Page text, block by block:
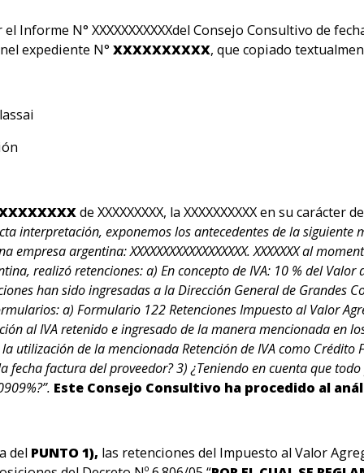
Informe N° XXXXXXXXXXXdel Consejo Consultivo de
expediente N° XXXXXXXXXX, que copiado
de XXXXXXXXX, la XXXXXXXXXX en su
interpretación, exponemos los antecedentes de la siguiente
argentina: XXXXXXXXXXXXXXXXXX. XXXXXXX al
realizó retenciones: a) En concepto de IVA: 10 % del
han sido ingresadas a la Dirección General de Grandes
a) Formulario 122 Retenciones Impuesto al Valor
al IVA retenido e ingresado de la manera mencionada en
utilización de la mencionada Retención de IVA como
fecha factura del proveedor? 3) ¿Teniendo en cuenta que
Este Consejo Consultivo ha procedido al
del PUNTO 1), las retenciones del Impuesto al Valor